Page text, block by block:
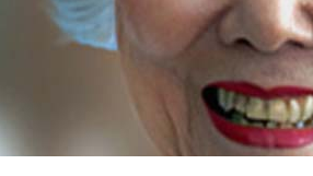
자연
임